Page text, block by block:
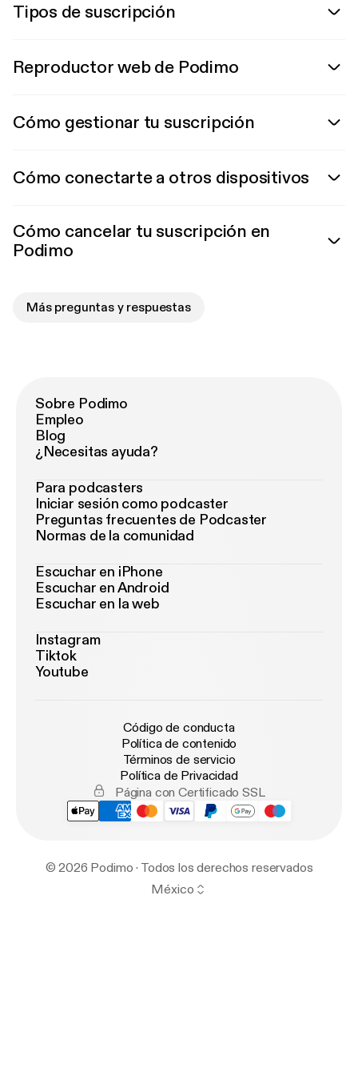
Tipos de suscripción
Reproductor web de Podimo
Cómo gestionar tu suscripción
Cómo conectarte a otros dispositivos
Cómo cancelar tu suscripción en
Podimo
Más preguntas y respuestas
Sobre Podimo
Empleo
Blog
¿Necesitas ayuda?
Para podcasters
Iniciar sesión como podcaster
Preguntas frecuentes de Podcaster
Normas de la comunidad
Escuchar en iPhone
Escuchar en Android
Escuchar en la web
Instagram
Tiktok
Youtube
Código de conducta
Política de contenido
Términos de servicio
Política de Privacidad
Página con Certificado SSL
© 2026 Podimo · Todos los derechos reservados
México